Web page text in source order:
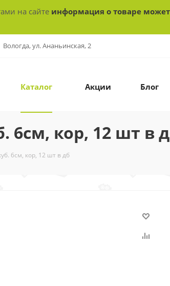
на сайте информация о товаре
Вологда, ул. Ананьинская, 2
Каталог Акции Блог
6см, кор, 12 шт в
6см, кор, 12 шт в дб